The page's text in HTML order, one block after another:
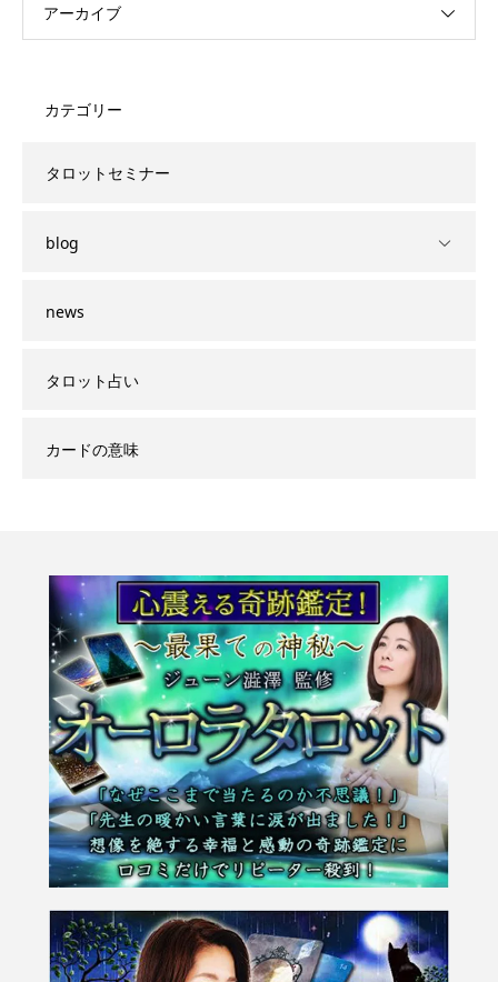
アーカイブ
カテゴリー
タロットセミナー
blog
news
タロット占い
カードの意味